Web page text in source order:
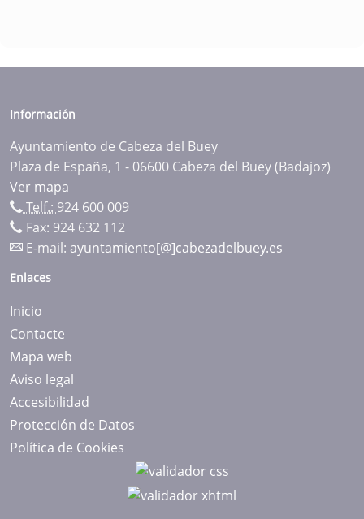
Información
Ayuntamiento de Cabeza del Buey
Plaza de España, 1 - 06600 Cabeza del Buey (Badajoz)
Ver mapa
Telf.: 924 600 009
Fax: 924 632 112
E-mail: ayuntamiento[@]cabezadelbuey.es
Enlaces
Inicio
Contacte
Mapa web
Aviso legal
Accesibilidad
Protección de Datos
Política de Cookies